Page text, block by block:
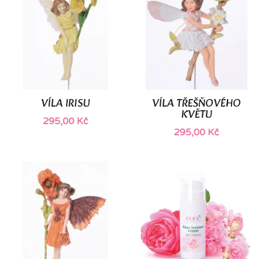
VÍLA IRISU
295,00 Kč
VÍLA TŘEŠŇOVÉHO
KVĚTU
295,00 Kč